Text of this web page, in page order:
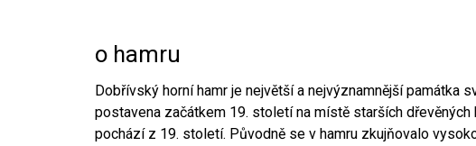
o hamru
Dobřívský horní hamr je největší a nejvýznamnější památka
postavena začátkem 19. století na místě starších
pochází z 19. století. Původně se v hamru zkujňovalo